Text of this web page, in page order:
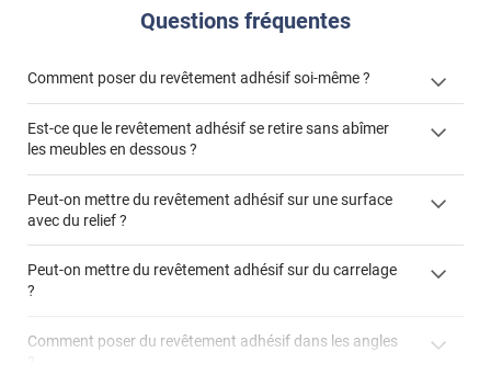
Questions fréquentes
Comment poser du revêtement adhésif soi-même ?
« Comment poser un revêtement adhésif ? »
Est-ce que le revêtement adhésif se retire sans abîmer
les meubles en dessous ?
colle
Peut-on mettre du revêtement adhésif sur une surface
avec du relief ?
Peut-on mettre du revêtement adhésif sur du carrelage
?
Comment poser du revêtement adhésif dans les angles
pas mal, mais un peu trop brillant pour du mat